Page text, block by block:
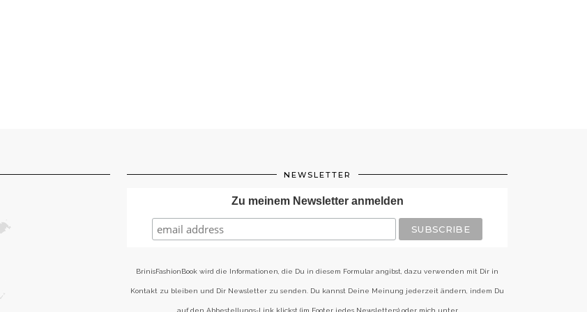
NEWSLETTER
Zu meinem Newsletter anmelden
BrinisFashionBook wird die Informationen, die Du in diesem Formular angibst, dazu verwenden mit Dir in
Kontakt zu bleiben und Dir Newsletter zu senden. Du kannst Deine Meinung jederzeit ändern, indem Du
auf den Abbestellungs-Link klickst (im Footer jedes Newsletters) oder mich unter